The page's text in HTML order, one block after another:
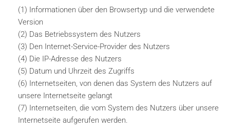
(1) Informationen über den Browsertyp und die verwendete
Version
(2) Das Betriebssystem des Nutzers
(3) Den Internet-Service-Provider des Nutzers
(4) Die IP-Adresse des Nutzers
(5) Datum und Uhrzeit des Zugriffs
(6) Internetseiten, von denen das System des Nutzers auf
unsere Internetseite gelangt
(7) Internetseiten, die vom System des Nutzers über unsere
Internetseite aufgerufen werden.